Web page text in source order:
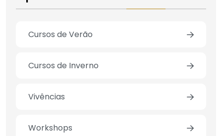
Cursos de Verão
Cursos de Inverno
Vivências
Workshops